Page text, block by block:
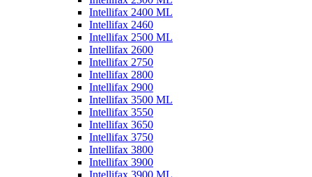
Intellifax 2400 ML
Intellifax 2460
Intellifax 2500 ML
Intellifax 2600
Intellifax 2750
Intellifax 2800
Intellifax 2900
Intellifax 3500 ML
Intellifax 3550
Intellifax 3650
Intellifax 3750
Intellifax 3800
Intellifax 3900
Intellifax 3900 ML